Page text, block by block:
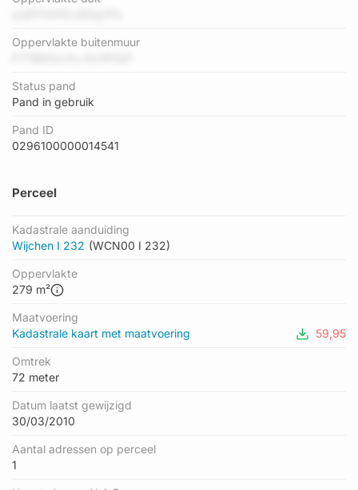
Oppervlakte buitenmuur
Status pand
Pand in gebruik
Pand ID
0296100000014541
Perceel
Kadastrale aanduiding
Wijchen I 232 (WCN00 I 232)
Oppervlakte
279 m²
Maatvoering
Kadastrale kaart met maatvoering
59,95
Omtrek
72 meter
Datum laatst gewijzigd
30/03/2010
Aantal adressen op perceel
1